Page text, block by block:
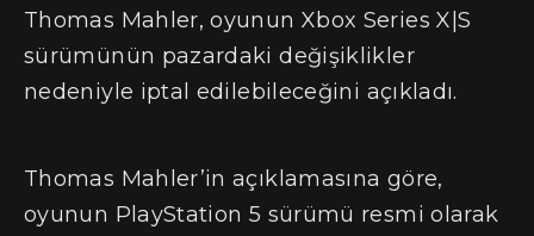
Thomas Mahler, oyunun Xbox Series X|S
sürümünün pazardaki değişiklikler
nedeniyle iptal edilebileceğini açıkladı.
Thomas Mahler’in açıklamasına göre,
oyunun PlayStation 5 sürümü resmi olarak